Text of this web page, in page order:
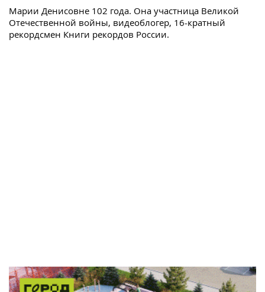
Марии Денисовне 102 года. Она участница Великой
Отечественной войны, видеоблогер, 16-кратный
рекордсмен Книги рекордов России.